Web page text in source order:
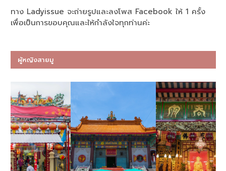
ทาง Ladyissue จะถ่ายรูปและลงโพส Facebook ให้ 1 ครั้ง
เพื่อเป็นการขอบคุณและให้กำลังใจทุกท่านค่ะ
ผู้หญิงสายมู